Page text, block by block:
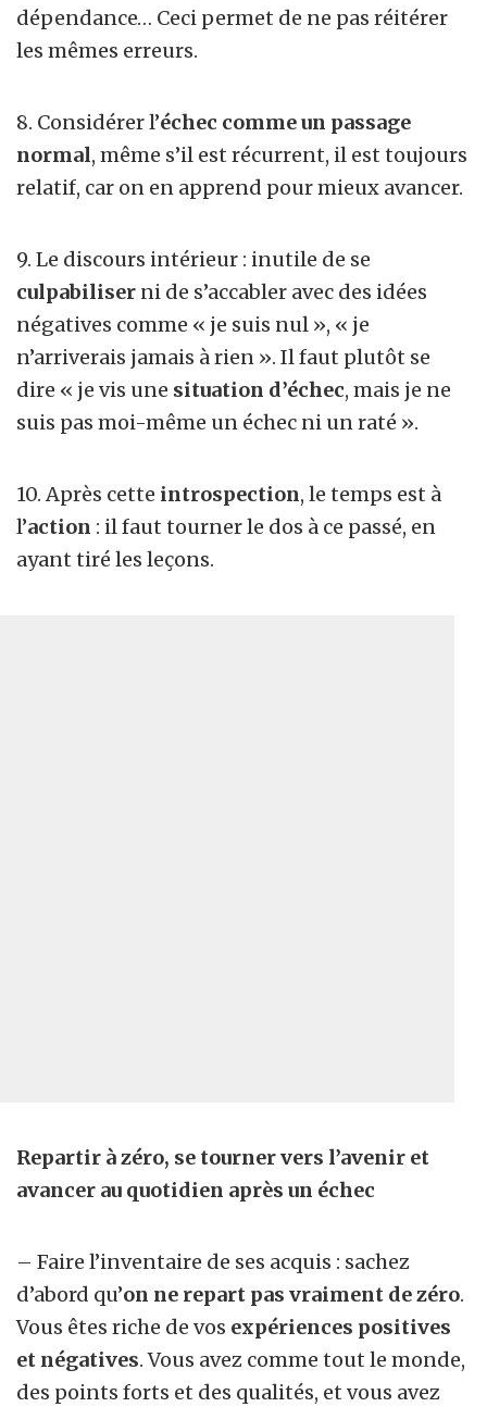
dépendance… Ceci permet de ne pas réitérer
les mêmes erreurs.
8. Considérer l’échec comme un passage
normal, même s’il est récurrent, il est toujours
relatif, car on en apprend pour mieux avancer.
9. Le discours intérieur : inutile de se
culpabiliser ni de s’accabler avec des idées
négatives comme « je suis nul », « je
n’arriverais jamais à rien ». Il faut plutôt se
dire « je vis une situation d’échec, mais je ne
suis pas moi-même un échec ni un raté ».
10. Après cette introspection, le temps est à
l’action : il faut tourner le dos à ce passé, en
ayant tiré les leçons.
Repartir à zéro, se tourner vers l’avenir et
avancer au quotidien après un échec
– Faire l’inventaire de ses acquis : sachez
d’abord qu’on ne repart pas vraiment de zéro.
Vous êtes riche de vos expériences positives
et négatives. Vous avez comme tout le monde,
des points forts et des qualités, et vous avez